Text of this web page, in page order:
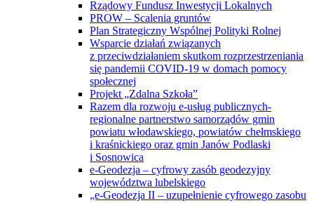
Rządowy Fundusz Inwestycji Lokalnych
PROW – Scalenia gruntów
Plan Strategiczny Wspólnej Polityki Rolnej
Wsparcie działań związanych
z przeciwdziałaniem skutkom rozprzestrzeniania
się pandemii COVID-19 w domach pomocy
społecznej
Projekt „Zdalna Szkoła”
Razem dla rozwoju e-usług publicznych-
regionalne partnerstwo samorządów gmin
powiatu włodawskiego, powiatów chełmskiego
i kraśnickiego oraz gmin Janów Podlaski
i Sosnowica
e-Geodezja – cyfrowy zasób geodezyjny
województwa lubelskiego
„e-Geodezja II – uzupełnienie cyfrowego zasobu